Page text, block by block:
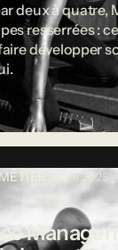
deux à quatre,
resserrées :
développer
12 mai 2025